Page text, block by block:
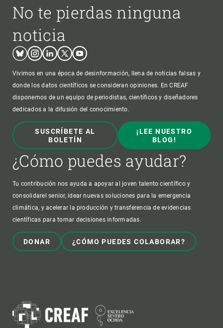
No te pierdas ninguna
noticia
BlueskyInstagram
LinkedinTwitterYoutube
Vivimos en una época de desinformación, llena de noticias falsas y
donde los datos científicos se consideran opiniones. En CREAF
disponemos de un equipo de periodistas, científicos y diseñadores
dedicados a la difusión del conocimiento.
SUSCRÍBETE AL
BOLETÍN
¡LEE NUESTRO
BLOG!
¿Cómo puedes ayudar?
Tu contribución nos ayuda a apoyar al joven talento científico y
consolidarel senior, idear nuevas soluciones para la emergencia
climática, y acelerar la producción y transferencia de evidencias
científicas para tomar decisiones informadas.
DONAR ¿CÓMO PUEDES COLABORAR?